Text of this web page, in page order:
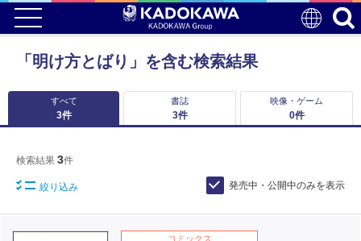
「明け方とばり」を含む検索結果
すべて
3件
書誌
3件
映像・ゲーム
0件
検索結果 3件
絞り込み 発売中・公開中のみを表示
コミックス